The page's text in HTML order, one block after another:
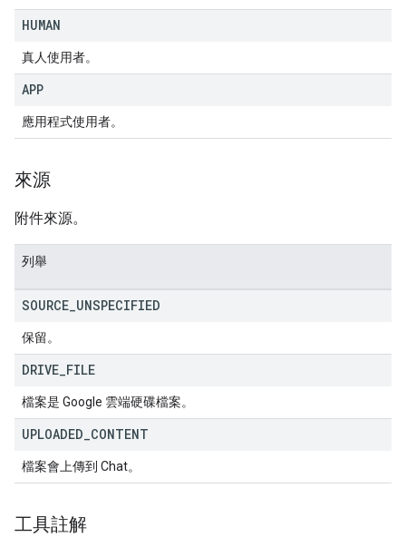
HUMAN
真人使用者。
APP
應用程式使用者。
來源
附件來源。
列舉
SOURCE UNSPECIFIED
保留。
DRIVE FILE
檔案是 Google 雲端硬碟檔案。
UPLOADED CONTENT
檔案會上傳到 Chat。
工具註解